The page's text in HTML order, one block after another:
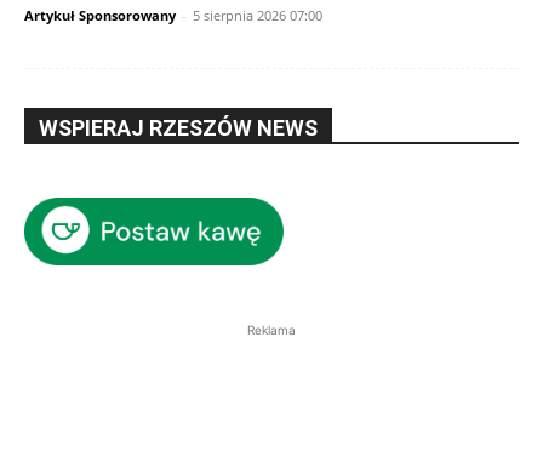
Artykuł Sponsorowany - 5 sierpnia 2026 07:00
WSPIERAJ RZESZÓW NEWS
Reklama